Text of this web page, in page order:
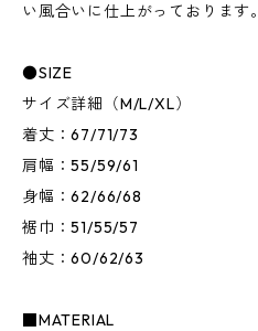
い風合いに仕上がっております。
●SIZE
サイズ詳細（M/L/XL）
着丈：67/71/73
肩幅：55/59/61
身幅：62/66/68
裾巾：51/55/57
袖丈：60/62/63
■MATERIAL